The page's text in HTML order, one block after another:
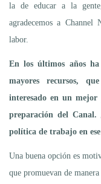
la de educar a la
agradecemos a Channel
labor.
En los últimos años ha
mayores recursos,
interesado en un
preparación del Canal.
política de trabajo en
Una buena opción es
que promuevan de